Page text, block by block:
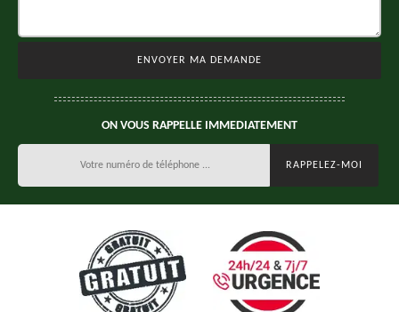
ON VOUS RAPPELLE IMMEDIATEMENT